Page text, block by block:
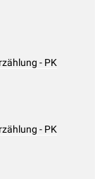
- PK
- PK